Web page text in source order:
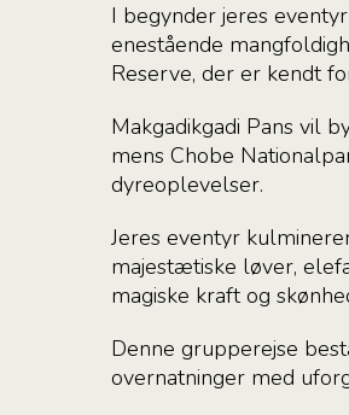
I begynder jeres
enestående
Reserve, der er kendt
Makgadikgadi Pans vil
mens Chobe
dyreoplevelser.
Jeres eventyr
majestætiske løver,
magiske kraft og
Denne grupperejse
overnatninger med